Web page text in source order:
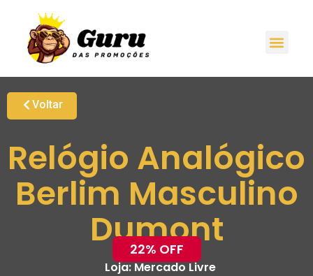
Voltar
Relógio Analógico
Berlim Masculino
Dumont
22% OFF
Loja:Mercado Livre